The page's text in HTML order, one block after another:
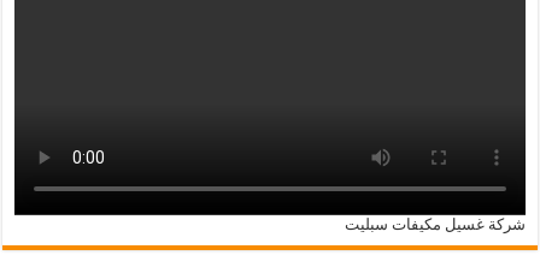
شركة غسيل مكيفات سبليت